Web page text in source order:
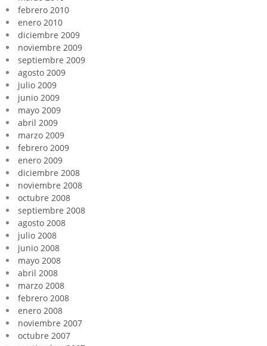
febrero 2010
enero 2010
diciembre 2009
noviembre 2009
septiembre 2009
agosto 2009
julio 2009
junio 2009
mayo 2009
abril 2009
marzo 2009
febrero 2009
enero 2009
diciembre 2008
noviembre 2008
octubre 2008
septiembre 2008
agosto 2008
julio 2008
junio 2008
mayo 2008
abril 2008
marzo 2008
febrero 2008
enero 2008
noviembre 2007
octubre 2007